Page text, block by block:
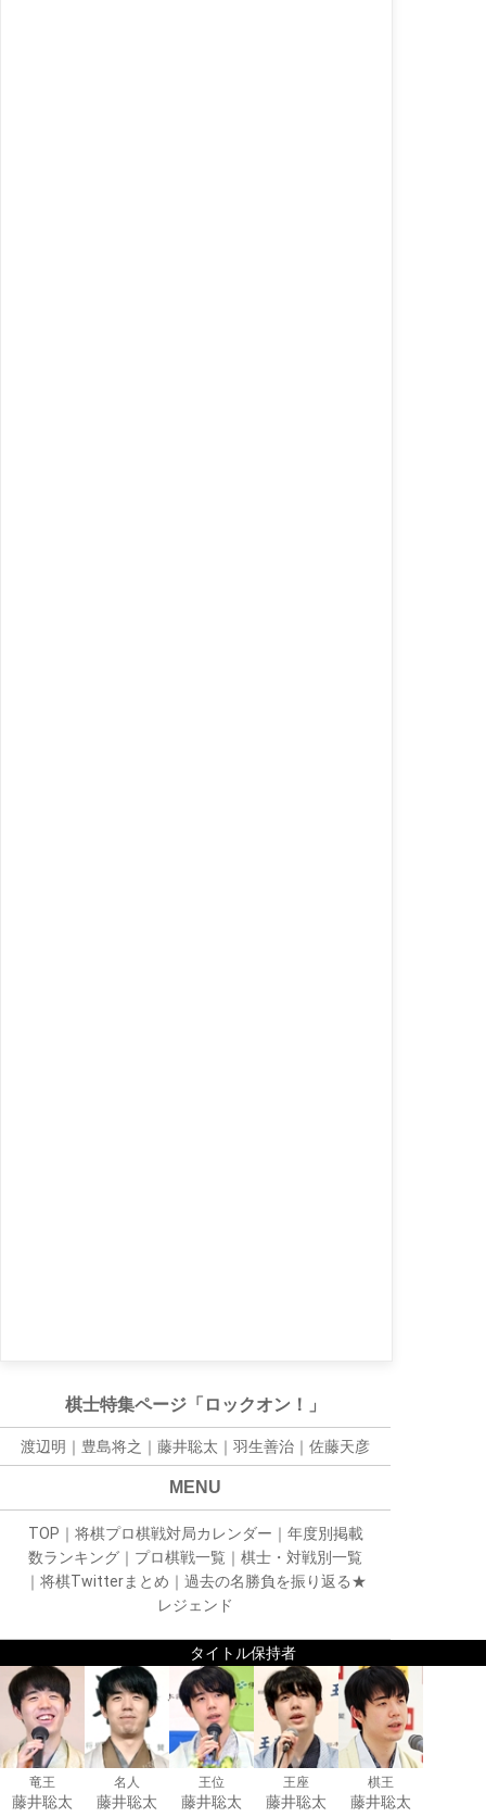
棋士特集ページ「ロックオン！」
渡辺明｜ 豊島将之 ｜ 藤井聡太 ｜ 羽生善治 ｜ 佐藤天彦
MENU
TOP ｜ 将棋プロ棋戦対局カレンダー ｜ 年度別掲載
数ランキング ｜ プロ棋戦一覧 ｜ 棋士・対戦別一覧
｜ 将棋Twitterまとめ ｜ 過去の名勝負を振り返る★
レジェンド
タイトル保持者
竜王
藤井聡太
名人
藤井聡太
王位
藤井聡太
王座
藤井聡太
棋王
藤井聡太